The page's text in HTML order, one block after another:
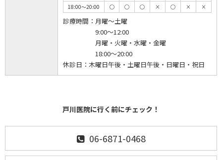
18:00～20:00
◯ ◯ ◯ × ◯ × ×
診療時間： 月曜～土曜
9:00～12:00
月曜・火曜・水曜・金曜
18:00～20:00
休診日： 木曜日午後・土曜日午後・日曜日・祝日
戸川医院に行く前にチェック！
06-6871-0468